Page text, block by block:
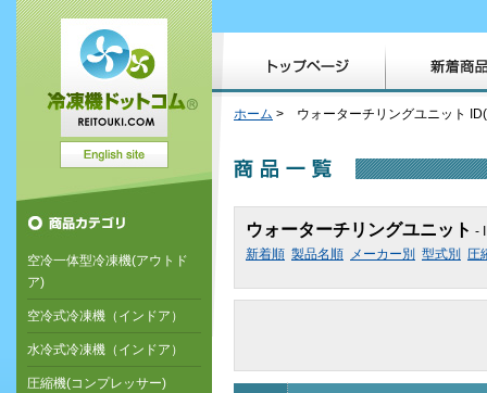
ホーム > ウォーターチリングユニット
ウォーターチリングユニット -
新着順 製品名順 メーカー別 型式別 圧
空冷一体型冷凍機(アウトド
ア)
空冷式冷凍機（インドア）
水冷式冷凍機（インドア）
圧縮機(コンプレッサー)